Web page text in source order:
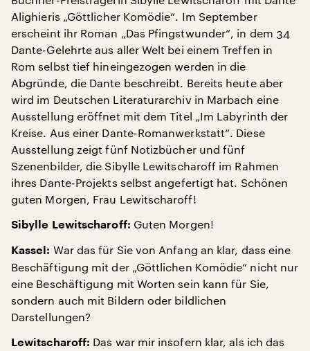
Alighieris „Göttlicher Komödie“. Im September
erscheint ihr Roman „Das Pfingstwunder“, in dem 34
Dante-Gelehrte aus aller Welt bei einem Treffen in
Rom selbst tief hineingezogen werden in die
Abgründe, die Dante beschreibt. Bereits heute aber
wird im Deutschen Literaturarchiv in Marbach eine
Ausstellung eröffnet mit dem Titel „Im Labyrinth der
Kreise. Aus einer Dante-Romanwerkstatt“. Diese
Ausstellung zeigt fünf Notizbücher und fünf
Szenenbilder, die Sibylle Lewitscharoff im Rahmen
ihres Dante-Projekts selbst angefertigt hat. Schönen
guten Morgen, Frau Lewitscharoff!
Sibylle Lewitscharoff: Guten Morgen!
Kassel: War das für Sie von Anfang an klar, dass eine
Beschäftigung mit der „Göttlichen Komödie“ nicht nur
eine Beschäftigung mit Worten sein kann für Sie,
sondern auch mit Bildern oder bildlichen
Darstellungen?
Lewitscharoff: Das war mir insofern klar, als ich das